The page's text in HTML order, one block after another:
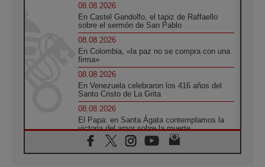
08.08.2026
En Castel Gandolfo, el tapiz de Raffaello
sobre el sermón de San Pablo
08.08.2026
En Colombia, «la paz no se compra con una
firma»
08.08.2026
En Venezuela celebraron los 416 años del
Santo Cristo de La Grita
08.08.2026
El Papa: en Santa Ágata contemplamos la
victoria del amor sobre la muerte
08.08.2026
León XIV visitará el Santuario de la Madre